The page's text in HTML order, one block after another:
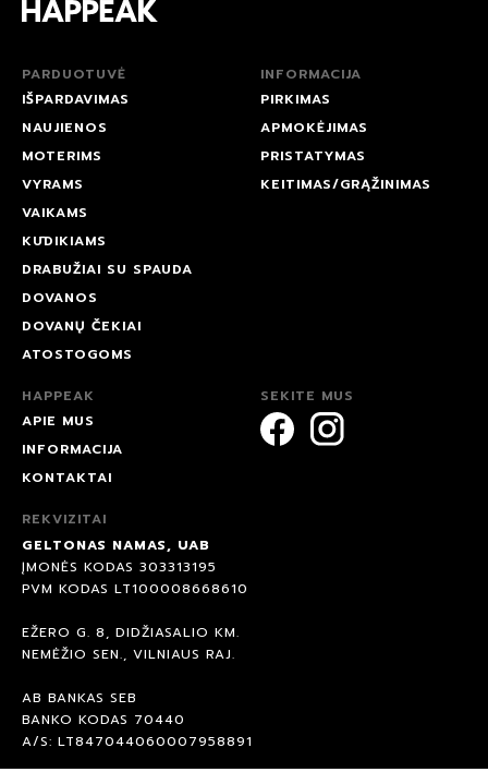
PARDUOTUVĖ
IŠPARDAVIMAS
NAUJIENOS
MOTERIMS
VYRAMS
VAIKAMS
KŪDIKIAMS
DRABUŽIAI SU SPAUDA
DOVANOS
DOVANŲ ČEKIAI
ATOSTOGOMS
INFORMACIJA
PIRKIMAS
APMOKĖJIMAS
PRISTATYMAS
KEITIMAS/GRĄŽINIMAS
HAPPEAK
APIE MUS
INFORMACIJA
KONTAKTAI
SEKITE MUS
REKVIZITAI
GELTONAS NAMAS, UAB
ĮMONĖS KODAS 303313195
PVM KODAS LT100008668610
EŽERO G. 8, DIDŽIASALIO KM.
NEMĖŽIO SEN., VILNIAUS RAJ.
AB BANKAS SEB
BANKO KODAS 70440
A/S: LT847044060007958891